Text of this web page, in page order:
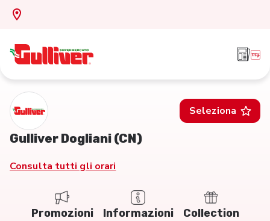
Seleziona
Gulliver Dogliani (CN)
Consulta tutti gli orari
Promozioni Informazioni Collection